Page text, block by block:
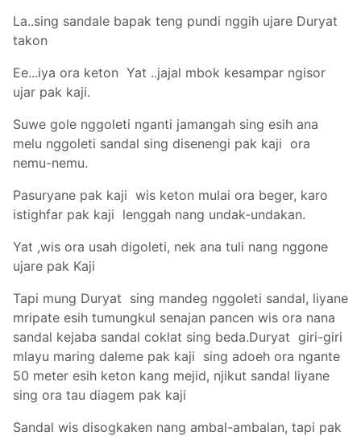
La..sing sandale bapak teng pundi nggih ujare Duryat
takon
Ee...iya ora keton Yat ..jajal mbok kesampar ngisor
ujar pak kaji.
Suwe gole nggoleti nganti jamangah sing esih ana
melu nggoleti sandal sing disenengi pak kaji ora
nemu-nemu.
Pasuryane pak kaji wis keton mulai ora beger, karo
istighfar pak kaji lenggah nang undak-undakan.
Yat ,wis ora usah digoleti, nek ana tuli nang nggone
ujare pak Kaji
Tapi mung Duryat sing mandeg nggoleti sandal, liyane
mripate esih tumungkul senajan pancen wis ora nana
sandal kejaba sandal coklat sing beda.Duryat giri-giri
mlayu maring daleme pak kaji sing adoeh ora ngante
50 meter esih keton kang mejid, njikut sandal liyane
sing ora tau diagem pak kaji
Sandal wis disogkaken nang ambal-ambalan, tapi pak